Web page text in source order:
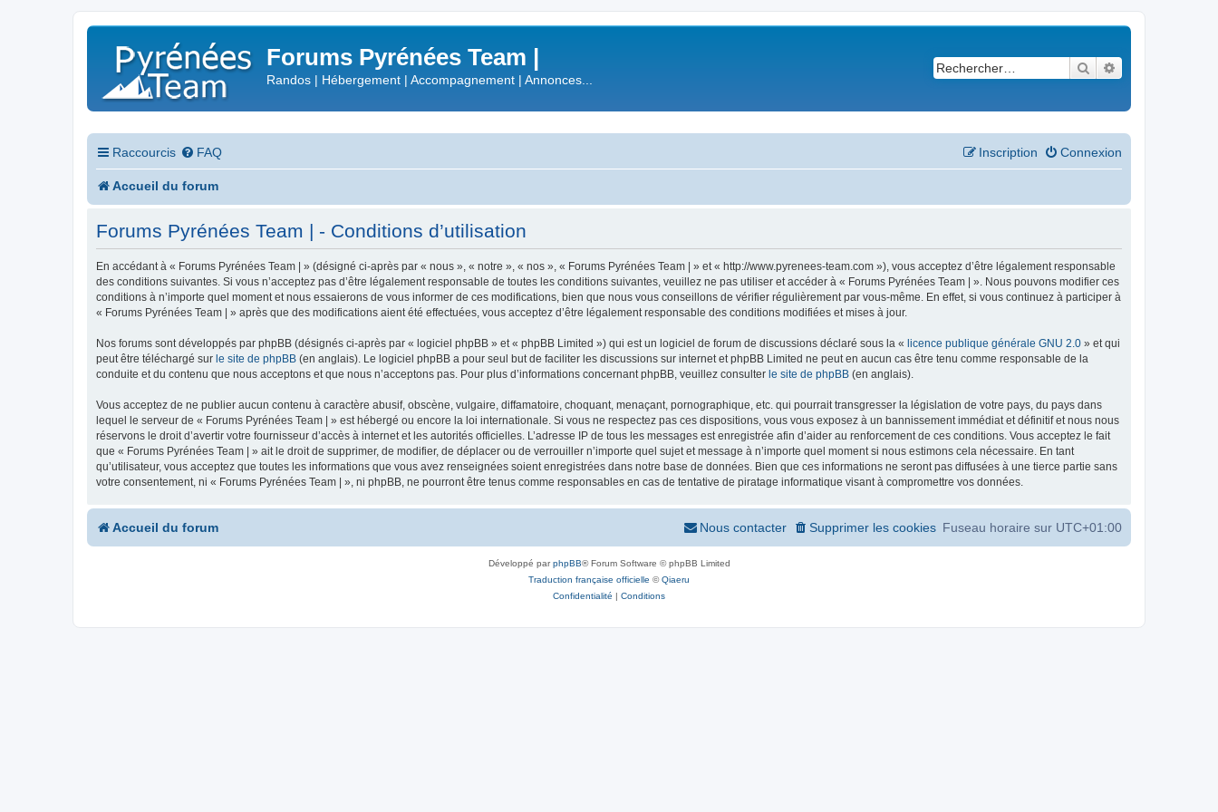
Forums Pyrénées Team |
Randos | Hébergement | Accompagnement | Annonces...
Rechercher
Raccourcis FAQ Connexion
Inscription
Accueil du forum
Forums Pyrénées Team | - Conditions d’utilisation
En accédant à « Forums Pyrénées Team | » (désigné ci-après par « nous », « notre », « nos », « Forums Pyrénées Team | » et « http://www.pyrenees-team.com »), vous acceptez d’être légalement responsable
des conditions suivantes. Si vous n’acceptez pas d’être légalement responsable de toutes les conditions suivantes, veuillez ne pas utiliser et accéder à « Forums Pyrénées Team | ». Nous pouvons modifier ces
conditions à n’importe quel moment et nous essaierons de vous informer de ces modifications, bien que nous vous conseillons de vérifier régulièrement par vous-même. En effet, si vous continuez à participer à
« Forums Pyrénées Team | » après que des modifications aient été effectuées, vous acceptez d’être légalement responsable des conditions modifiées et mises à jour.
Nos forums sont développés par phpBB (désignés ci-après par « logiciel phpBB » et « phpBB Limited ») qui est un logiciel de forum de discussions déclaré sous la « licence publique générale GNU 2.0 » et qui
peut être téléchargé sur le site de phpBB (en anglais). Le logiciel phpBB a pour seul but de faciliter les discussions sur internet et phpBB Limited ne peut en aucun cas être tenu comme responsable de la
conduite et du contenu que nous acceptons et que nous n’acceptons pas. Pour plus d’informations concernant phpBB, veuillez consulter le site de phpBB (en anglais).
Vous acceptez de ne publier aucun contenu à caractère abusif, obscène, vulgaire, diffamatoire, choquant, menaçant, pornographique, etc. qui pourrait transgresser la législation de votre pays, du pays dans
lequel le serveur de « Forums Pyrénées Team | » est hébergé ou encore la loi internationale. Si vous ne respectez pas ces dispositions, vous vous exposez à un bannissement immédiat et définitif et nous nous
réservons le droit d’avertir votre fournisseur d’accès à internet et les autorités officielles. L’adresse IP de tous les messages est enregistrée afin d’aider au renforcement de ces conditions. Vous acceptez le fait
que « Forums Pyrénées Team | » ait le droit de supprimer, de modifier, de déplacer ou de verrouiller n’importe quel sujet et message à n’importe quel moment si nous estimons cela nécessaire. En tant
qu’utilisateur, vous acceptez que toutes les informations que vous avez renseignées soient enregistrées dans notre base de données. Bien que ces informations ne seront pas diffusées à une tierce partie sans
votre consentement, ni « Forums Pyrénées Team | », ni phpBB, ne pourront être tenus comme responsables en cas de tentative de piratage informatique visant à compromettre vos données.
Accueil du forum Fuseau horaire sur UTC+01:00
Supprimer les cookies
Nous contacter
Développé parphpBB® Forum Software © phpBB Limited
Traduction française officielle ©Qiaeru
Confidentialité | Conditions